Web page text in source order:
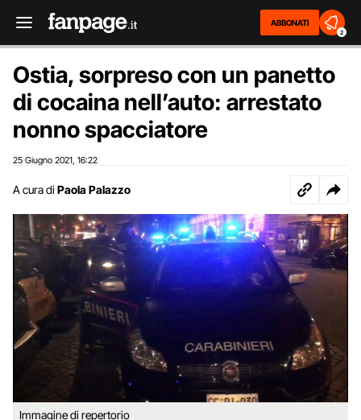
ABBONATI
2
Ostia, sorpreso con un panetto
di cocaina nell’auto: arrestato
nonno spacciatore
25 Giugno 2021 16:22
A cura di Paola Palazzo
Immagine di repertorio